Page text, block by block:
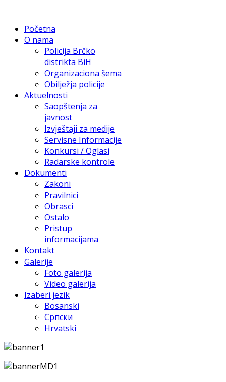
Početna
O nama
Policija Brčko
distrikta BiH
Organizaciona šema
Obilježja policije
Aktuelnosti
Saopštenja za
javnost
Izvještaji za medije
Servisne Informacije
Konkursi / Oglasi
Radarske kontrole
Dokumenti
Zakoni
Pravilnici
Obrasci
Ostalo
Pristup
informacijama
Kontakt
Galerije
Foto galerija
Video galerija
Izaberi jezik
Bosanski
Српски
Hrvatski